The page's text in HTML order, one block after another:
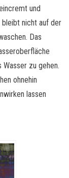
und
bleibt nicht auf der
Das
zu gehen.
ohnehin
lassen